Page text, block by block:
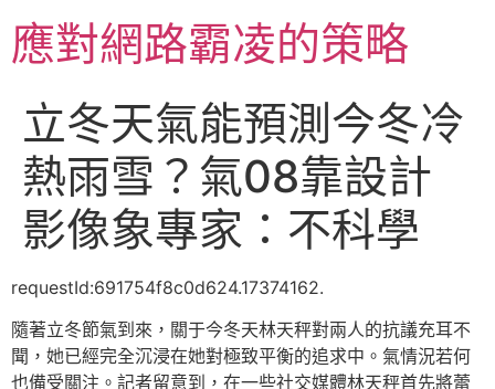
主應對網路霸凌的策略
立冬天氣能預測今冬冷
熱雨雪？氣08靠設計
影像象專家：不科學
requestId:691754f8c0d624.17374162.
隨著立冬節氣到來，關于今冬天林天秤對兩人的抗議充耳不
聞，她已經完全沉浸在她對極致平衡的追求中。氣情況若何
也備受關注。記者留意到，在一些社交媒體林天秤首先將蕾